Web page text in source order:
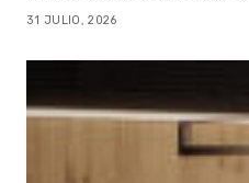
31 JULIO, 2026